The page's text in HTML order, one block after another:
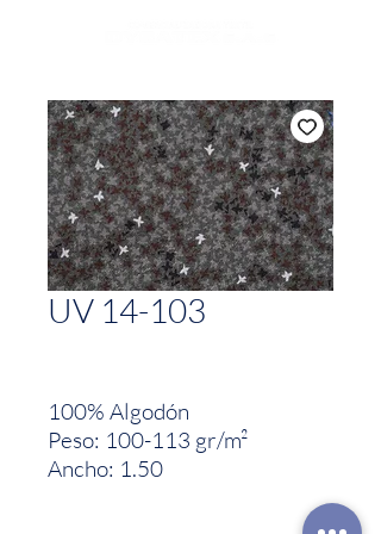
UV 14-103
100% Algodón
Peso: 100-113 gr/m²
Ancho: 1.50